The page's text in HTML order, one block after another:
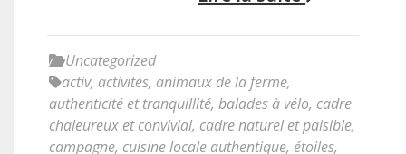
Uncategorized
activ, activités, animaux de la ferme,
authenticité et tranquillité, balades à vélo, cadre
chaleureux et convivial, cadre naturel et paisible,
campagne, cuisine locale authentique, étoiles,